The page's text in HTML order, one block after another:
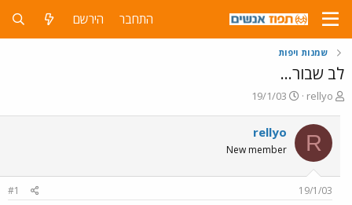
התחבר הירשם
שמנות ויפות
לב שבור...
פ
ח
ה
ו
ש
rellyo
פ
ס
ם
ת
19/1/03
R
rellyo
New member
19/1/03
#1